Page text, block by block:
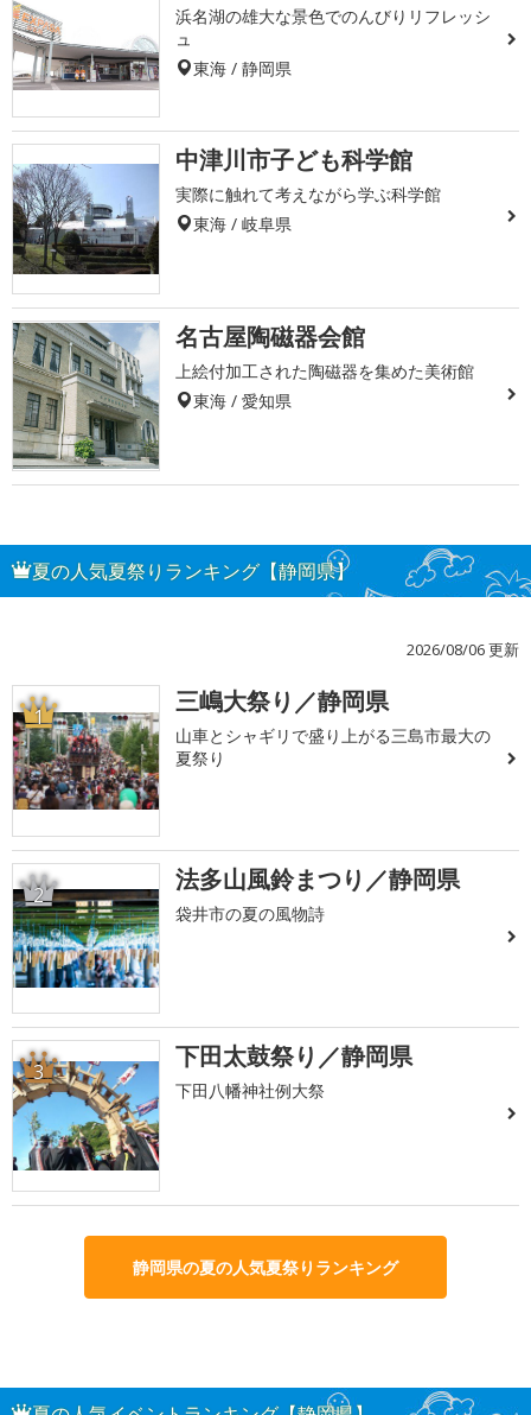
浜名湖の雄大な景色でのんびりリフレッシ
ュ
東海 / 静岡県
中津川市子ども科学館
実際に触れて考えながら学ぶ科学館
東海 / 岐阜県
名古屋陶磁器会館
上絵付加工された陶磁器を集めた美術館
東海 / 愛知県
夏の人気夏祭りランキング【静岡県】
2026/08/06 更新
1 三嶋大祭り／静岡県
山車とシャギリで盛り上がる三島市最大の
夏祭り
2 法多山風鈴まつり／静岡県
袋井市の夏の風物詩
3 下田太鼓祭り／静岡県
下田八幡神社例大祭
静岡県の夏の人気夏祭りランキング